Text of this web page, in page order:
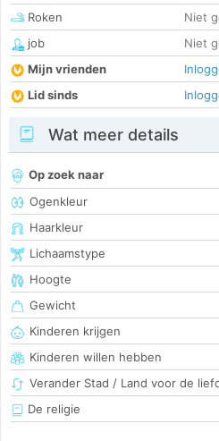
Roken
Niet
job
Niet
Mijn vrienden
Lid sinds
Wat meer details
Op zoek naar
Ogenkleur
Haarkleur
Lichaamstype
Hoogte
Gewicht
Kinderen krijgen
Kinderen willen hebben
Verander Stad / Land voor de
De religie